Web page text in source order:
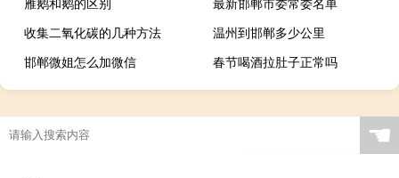
收集二氧化碳的几种方法
温州到邯郸多少公里
邯郸微姐怎么加微信
春节喝酒拉肚子正常吗
☚